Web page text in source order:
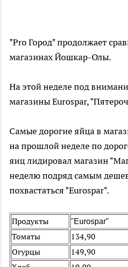
"Pro Город" продолжает
магазинах Йошкар-Олы.
На этой неделе под
магазины Eurospar,
Самые дорогие яйца в
на прошлой неделе по
яиц лидировал магазин
неделю подряд самым
похвастаться "Eurospar".
Продукты "Eurospar"
Томаты 134,90
Огурцы
149,90